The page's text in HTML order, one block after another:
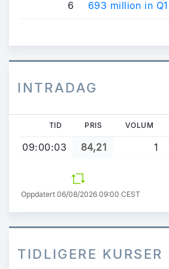
6 693 million in
INTRADAG
TID PRIS VOLUM
09:00:03 84,21 1
Oppdatert 06/08/2026 09:00 CEST
TIDLIGERE KURSER